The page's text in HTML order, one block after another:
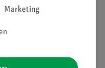
Marketing